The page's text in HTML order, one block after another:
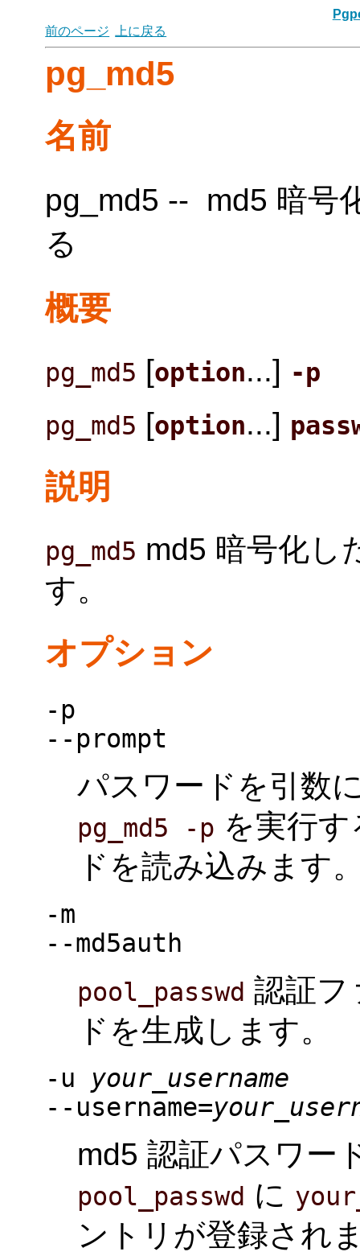
前のページ
上に戻る
pg_md5
名前
pg_md5 -- md5 暗号
る
概要
pg_md5 [option...] -p
pg_md5 [option...]
説明
pg_md5 md5 暗号化し
す。
オプション
-p
--prompt
パスワードを引数
pg_md5 -p を実行
ドを読み込みます
-m
--md5auth
pool_passwd 認証
ドを生成します。
-u your_username
--username=
md5 認証パスワー
pool_passwd に
ントリが登録され